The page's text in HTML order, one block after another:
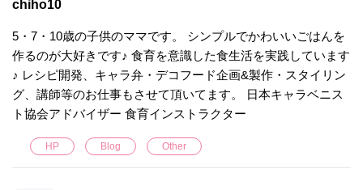
chiho10
5・7・10歳の子供のママです。 シンプルでかわいいごはんを
作るのが大好きです♪ 食育を意識した食生活を実践しています
♪ レシピ開発、キャラ弁・デコフード企画&製作・スタイリン
グ、講師等のお仕事もさせて頂いてます。 日本キャラベニス
ト協会アドバイザー 食育インストラクター
HP Blog Other